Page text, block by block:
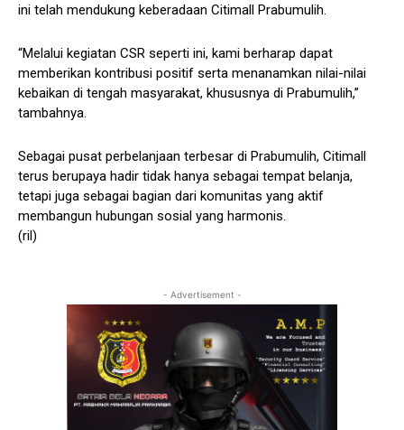
ini telah mendukung keberadaan Citimall Prabumulih.
“Melalui kegiatan CSR seperti ini, kami berharap dapat
memberikan kontribusi positif serta menanamkan nilai-nilai
kebaikan di tengah masyarakat, khususnya di Prabumulih,”
tambahnya.
Sebagai pusat perbelanjaan terbesar di Prabumulih, Citimall
terus berupaya hadir tidak hanya sebagai tempat belanja,
tetapi juga sebagai bagian dari komunitas yang aktif
membangun hubungan sosial yang harmonis.
(ril)
- Advertisement -